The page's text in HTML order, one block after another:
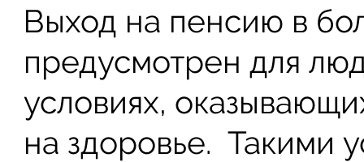
Выход на пенсию в
предусмотрен для
условиях,
на здоровье. Такими